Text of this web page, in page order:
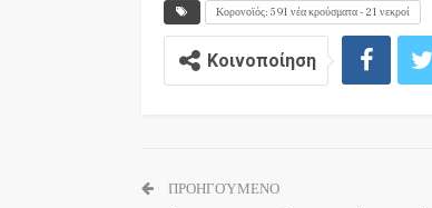
Κορονοϊός: 591 νέα κρούσματα - 21 νεκροί
Κοινοποίηση
ΠΡΟΗΓΟΎΜΕΝΟ